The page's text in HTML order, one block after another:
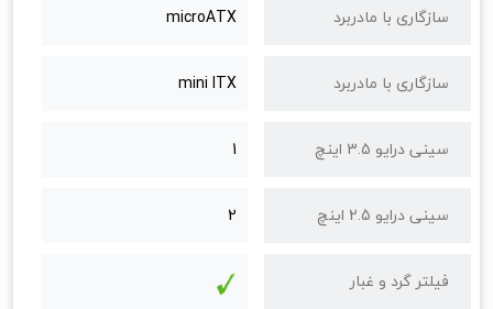
سازگاری با مادربرد microATX
سازگاری با مادربرد mini ITX
سینی درایو 3.5 اینچ 1
سینی درایو 2.5 اینچ 2
فیلتر گرد و غبار